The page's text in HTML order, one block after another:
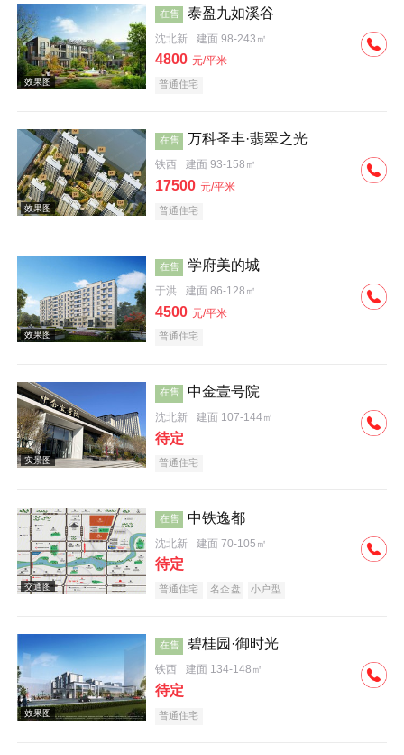
效果图
在售 泰盈九如溪谷
沈北新 建面 98-243㎡
4800 元/平米
普通住宅
效果图
在售 万科圣丰·翡翠之光
铁西 建面 93-158㎡
17500 元/平米
普通住宅
在售 学府美的城
于洪 建面 86-128㎡
4500 元/平米
普通住宅
在售 中金壹号院
沈北新 建面 107-144㎡
待定
普通住宅
在售 中铁逸都
沈北新 建面 70-105㎡
待定
普通住宅 名企盘 小户型
在售 碧桂园·御时光
铁西 建面 134-148㎡
待定
普通住宅